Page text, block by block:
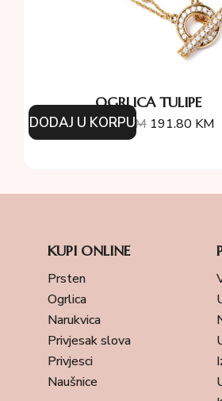
OGRLICA TULIPE
274.00KM 191.80 KM
DODAJ U KORPU
KUPI ONLINE
Prsten
Ogrlica
Narukvica
Privjesak slova
Privjesci
Naušnice